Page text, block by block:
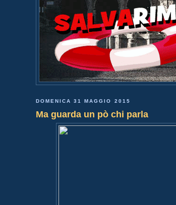
DOMENICA 31 MAGGIO 2015
Ma guarda un pò chi parla